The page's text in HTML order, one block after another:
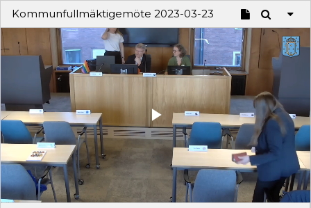
Kommunfullmäktigemöte 2023-03-23
Play
Video